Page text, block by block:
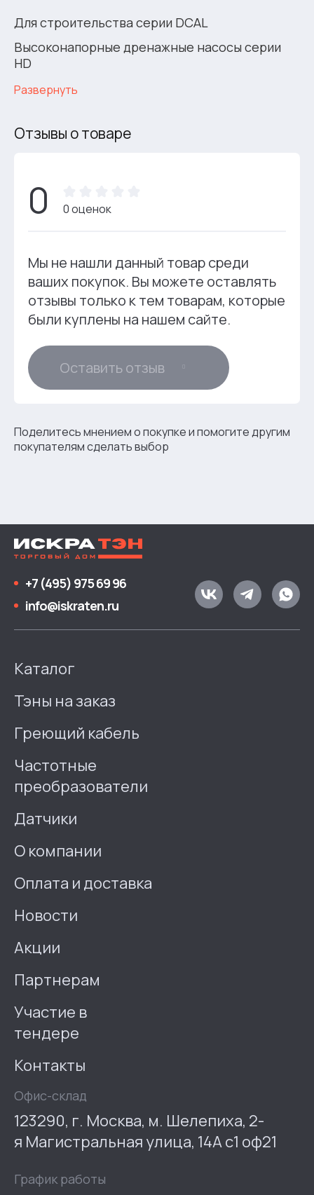
Для строительства серии DCAL
Высоконапорные дренажные насосы серии
HD
Развернуть
Отзывы о товаре
0 0 оценок
Мы не нашли данный товар среди
ваших покупок. Вы можете оставлять
отзывы только к тем товарам, которые
были куплены на нашем сайте.
Оставить отзыв
Поделитесь мнением о покупке и помогите другим
покупателям сделать выбор
+7 (495) 975 69 96
info@iskraten.ru
Каталог
Тэны на заказ
Греющий кабель
Частотные
преобразователи
Датчики
О компании
Оплата и доставка
Новости
Акции
Партнерам
Участие в
тендере
Контакты
Офис-склад
123290, г. Москва, м. Шелепиха, 2-
я Магистральная улица, 14А с1 оф21
График работы